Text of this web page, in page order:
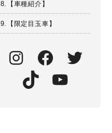
8.【車種紹介】
9.【限定目玉車】
Instagram
TikTok